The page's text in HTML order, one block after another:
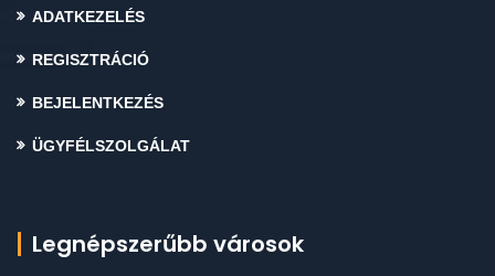
ADATKEZELÉS
REGISZTRÁCIÓ
BEJELENTKEZÉS
ÜGYFÉLSZOLGÁLAT
Legnépszerűbb városok